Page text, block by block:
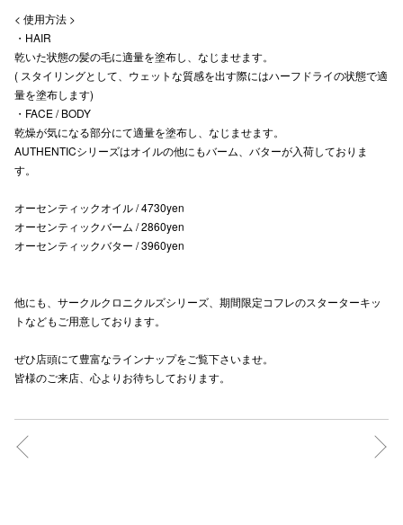
< 使用方法 >
・HAIR
乾いた状態の髪の毛に適量を塗布し、なじませます。
( スタイリングとして、ウェットな質感を出す際にはハーフドライの状態で適
量を塗布します)
・FACE / BODY
乾燥が気になる部分にて適量を塗布し、なじませます。
AUTHENTICシリーズはオイルの他にもバーム、バターが入荷しておりま
す。
オーセンティックオイル / 4730yen
オーセンティックバーム / 2860yen
オーセンティックバター / 3960yen
他にも、サークルクロニクルズシリーズ、期間限定コフレのスターターキッ
トなどもご用意しております。
ぜひ店頭にて豊富なラインナップをご覧下さいませ。
皆様のご来店、心よりお待ちしております。